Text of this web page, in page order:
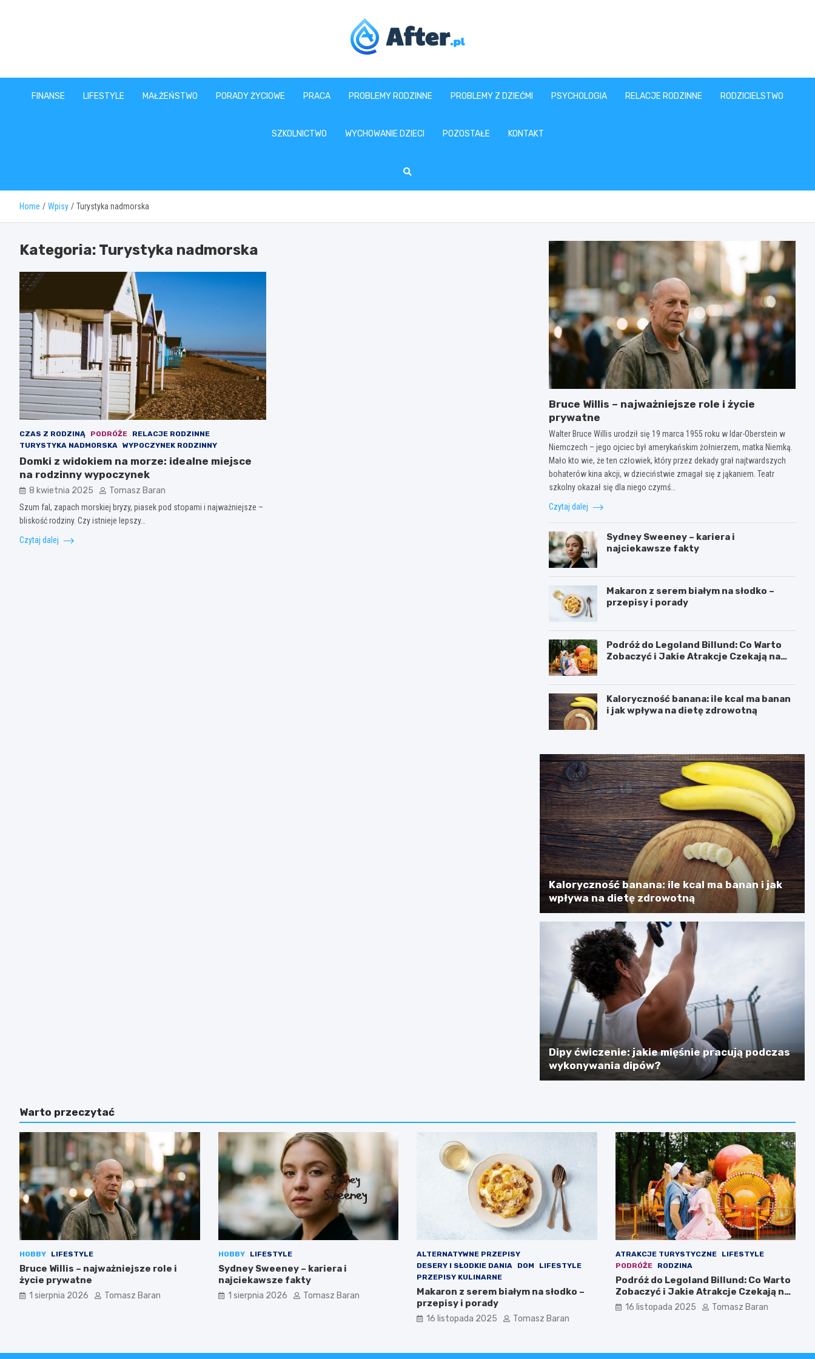
www.after.pl
FINANSE LIFESTYLE MAŁŻEŃSTWO PORADY ŻYCIOWE PRACA PROBLEMY RODZINNE PROBLEMY Z DZIEĆMI PSYCHOLOGIA RELACJE RODZINNE RODZICIELSTWO
SZKOLNICTWO WYCHOWANIE DZIECI POZOSTAŁE KONTAKT
Home Wpisy Turystyka nadmorska
Kategoria: Turystyka nadmorska
CZAS Z RODZINĄ PODRÓŻE
RELACJE RODZINNE
TURYSTYKA NADMORSKA WYPOCZYNEK RODZINNY
Domki z widokiem na morze: idealne miejsce
na rodzinny wypoczynek
8 kwietnia 2025 Tomasz Baran
Szum fal, zapach morskiej bryzy, piasek pod stopami i najważniejsze –
bliskość rodziny. Czy istnieje lepszy…
Czytaj dalej
Bruce Willis – najważniejsze role i życie
prywatne
Walter Bruce Willis urodził się 19 marca 1955 roku w Idar-Oberstein w
Niemczech – jego ojciec był amerykańskim żołnierzem, matka Niemką.
Mało kto wie, że ten człowiek, który przez dekady grał najtwardszych
bohaterów kina akcji, w dzieciństwie zmagał się z jąkaniem. Teatr
szkolny okazał się dla niego czymś…
Czytaj dalej
Sydney Sweeney – kariera i
najciekawsze fakty
Makaron z serem białym na słodko –
przepisy i porady
Podróż do Legoland Billund: Co Warto
Zobaczyć i Jakie Atrakcje Czekają na
Kaloryczność banana: ile kcal ma banan
i jak wpływa na dietę zdrowotną
Kaloryczność banana: ile kcal ma banan i jak
wpływa na dietę zdrowotną
Dipy ćwiczenie: jakie mięśnie pracują podczas
wykonywania dipów?
Warto przeczytać
HOBBY LIFESTYLE
Bruce Willis – najważniejsze role i
życie prywatne
1 sierpnia 2026 Tomasz Baran
HOBBY LIFESTYLE
Sydney Sweeney – kariera i
najciekawsze fakty
1 sierpnia 2026 Tomasz Baran
ALTERNATYWNE PRZEPISY
DESERY I SŁODKIE DANIA
DOM
LIFESTYLE
PRZEPISY KULINARNE
Makaron z serem białym na słodko –
przepisy i porady
16 listopada 2025 Tomasz Baran
ATRAKCJE TURYSTYCZNE
LIFESTYLE
PODRÓŻE
RODZINA
Podróż do Legoland Billund: Co Warto
Zobaczyć i Jakie Atrakcje Czekają na
Całą Rodzinę
16 listopada 2025 Tomasz Baran